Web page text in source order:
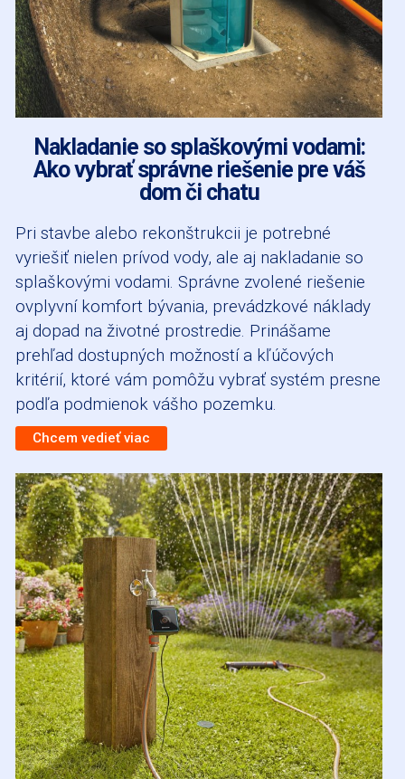
Nakladanie so splaškovými vodami:
Ako vybrať správne riešenie pre váš
dom či chatu
Pri stavbe alebo rekonštrukcii je potrebné
vyriešiť nielen prívod vody, ale aj nakladanie so
splaškovými vodami. Správne zvolené riešenie
ovplyvní komfort bývania, prevádzkové náklady
aj dopad na životné prostredie. Prinášame
prehľad dostupných možností a kľúčových
kritérií, ktoré vám pomôžu vybrať systém presne
podľa podmienok vášho pozemku.
Chcem vedieť viac